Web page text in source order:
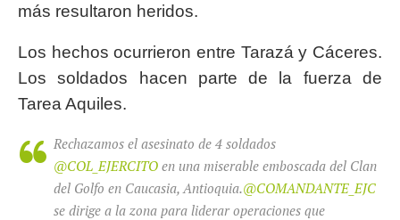
más resultaron heridos.
Los hechos ocurrieron entre Tarazá y Cáceres.
Los soldados hacen parte de la fuerza de
Tarea Aquiles.
Rechazamos el asesinato de 4 soldados
@COL_EJERCITO en una miserable emboscada del Clan
del Golfo en Caucasia, Antioquia.@COMANDANTE_EJC
se dirige a la zona para liderar operaciones que